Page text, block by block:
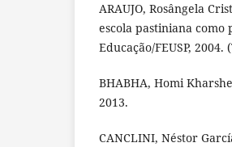
ARAUJO, Rosângela
escola pastiniana como
Educação/FEUSP,
BHABHA, Homi
2013.
CANCLINI, Néstor